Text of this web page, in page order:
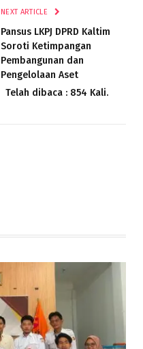
NEXT ARTICLE
Pansus LKPJ DPRD Kaltim
Soroti Ketimpangan
Pembangunan dan
Pengelolaan Aset
Telah dibaca : 854 Kali.